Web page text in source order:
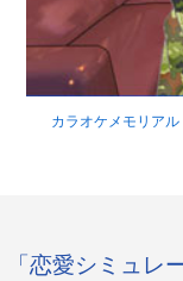
カラオケメモリアル
「恋愛シミュレ